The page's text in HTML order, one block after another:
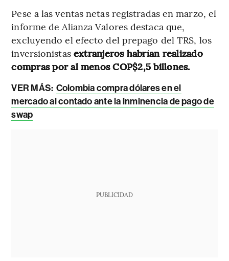
Pese a las ventas netas registradas en marzo, el
informe de Alianza Valores destaca que,
excluyendo el efecto del prepago del TRS, los
inversionistas extranjeros habrían realizado
compras por al menos COP$2,5 billones.
VER MÁS: Colombia compra dólares en el
mercado al contado ante la inminencia de pago de
swap
PUBLICIDAD